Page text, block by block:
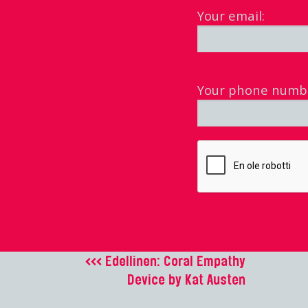
Your email:
Your phone
<<< Edellinen: Coral Empathy
Device by Kat Austen